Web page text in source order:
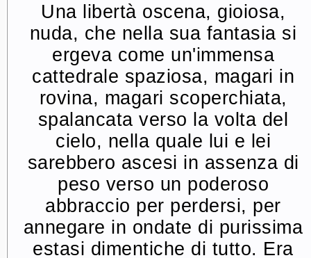
Una libertà oscena, gioiosa,
nuda, che nella sua fantasia si
ergeva come un'immensa
cattedrale spaziosa, magari in
rovina, magari scoperchiata,
spalancata verso la volta del
cielo, nella quale lui e lei
sarebbero ascesi in assenza di
peso verso un poderoso
abbraccio per perdersi, per
annegare in ondate di purissima
estasi dimentiche di tutto. Era